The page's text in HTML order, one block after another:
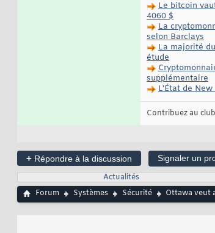
Le bitcoin
4060 $
La
selon Barclays
La majorité
étude
supplémentaire
L'État de
Contribuez au
+ Répondre à la discussion
Signaler un
Actualités
Forum
Systèmes Sécurité Ottawa veut